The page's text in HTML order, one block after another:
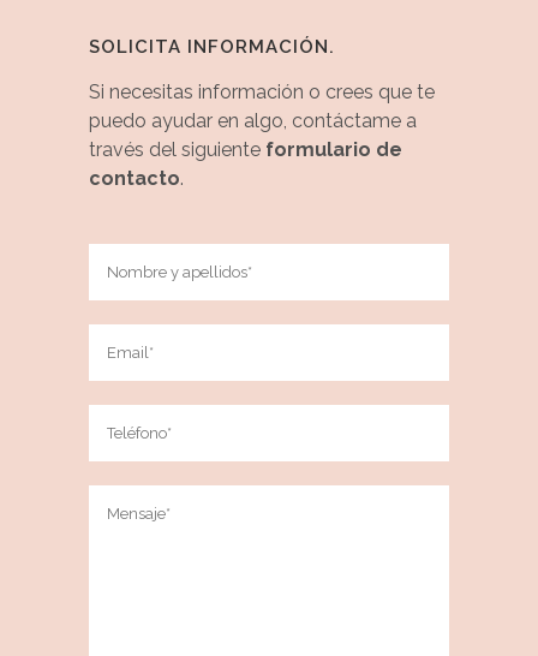
SOLICITA INFORMACIÓN.
Si necesitas información o crees que te
puedo ayudar en algo, contáctame a
través del siguiente formulario de
contacto.